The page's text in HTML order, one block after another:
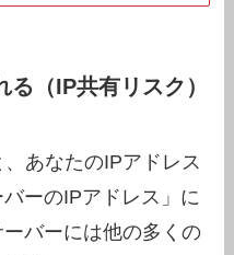
（IP共有リスク）
あなたのIPアドレス
ーのIPアドレス」に
バーには他の多くの